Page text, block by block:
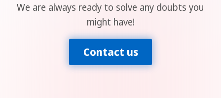
We are always ready to solve any doubts you
might have!
Contact us